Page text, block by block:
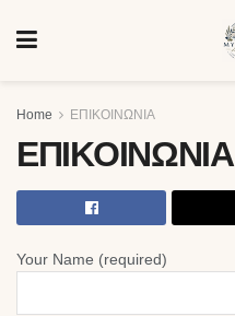
Home ΕΠΙΚΟΙΝΩΝΙΑ
ΕΠΙΚΟΙΝΩΝΙΑ
Your Name (required)